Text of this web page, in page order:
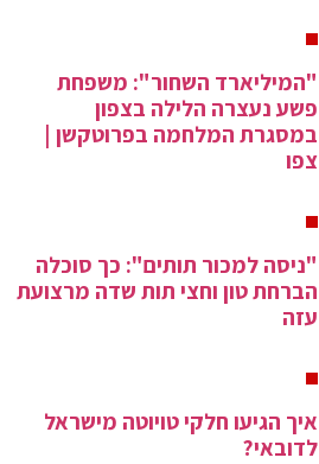
"המיליארד השחור": משפחת
פשע נעצרה הלילה בצפון
במסגרת המלחמה בפרוטקשן |
צפו
"ניסה למכור תותים": כך סוכלה
הברחת טון וחצי תות שדה מרצועת
עזה
איך הגיעו חלקי טויוטה מישראל
לדובאי?